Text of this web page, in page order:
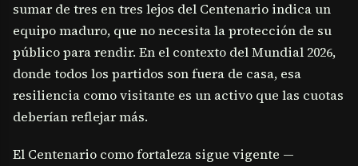
sumar de tres en tres lejos del Centenario indica un
equipo maduro, que no necesita la protección de su
público para rendir. En el contexto del Mundial 2026,
donde todos los partidos son fuera de casa, esa
resiliencia como visitante es un activo que las cuotas
deberían reflejar más.
El Centenario como fortaleza sigue vigente —